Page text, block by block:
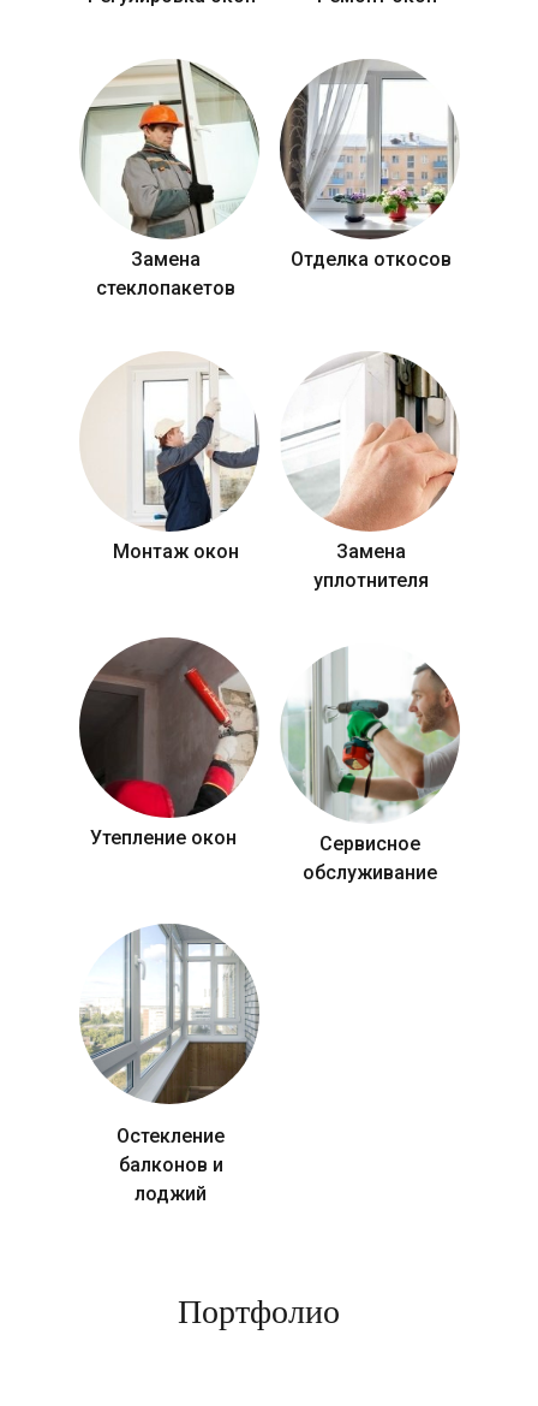
Замена
стеклопакетов
Отделка откосов
Монтаж окон
Замена
уплотнителя
Утепление окон
Сервисное
обслуживание
Остекление
балконов и
лоджий
Портфолио